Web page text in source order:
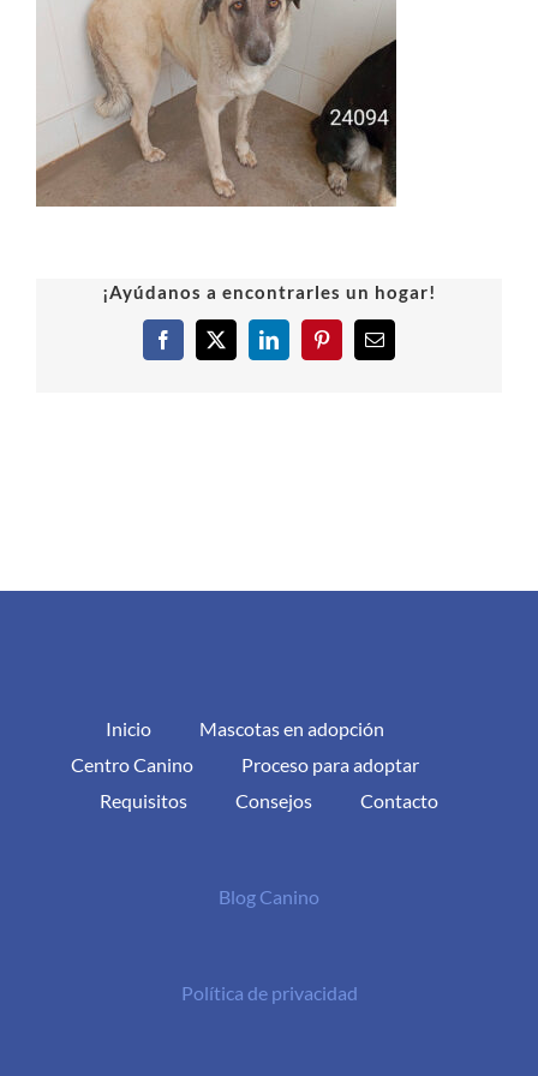
¡Ayúdanos a encontrarles un hogar!
Facebook
X LinkedInPinterestCorreo
Inicio
Mascotas en adopción
Centro Canino
Proceso para adoptar
Requisitos
Consejos Contacto
Blog Canino
Política de privacidad